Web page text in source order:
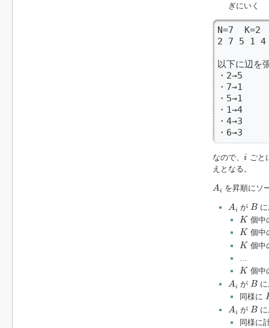
ぎにいく
N=7  K=2
2 7 5 1 4
以下に辺を
・2→5
・7→1
・5→1
・1→4
・4→3
・6→3
なので、ii ごと
えとなる。
Ai
Ai を昇順にソ
Ai
Ai がB
B
K
K 個中
K
K 個中
K
K 個中
…
K
K 個中
Ai
Ai がB
B
同様に
Ai
Ai がB
B
同様に